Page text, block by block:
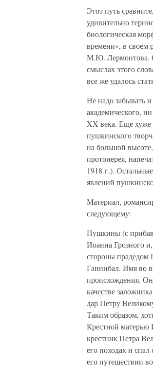
Этот путь
удивительно
биологическая
времени», в своем
М.Ю. Лермонтова.
смыслах этого
все же удалось
Не надо забывать
академического,
XX века. Еще хуже
пушкинского
на большой
протоиерея,
1918 г.).
явлений
Материал,
следующему:
Пушкины (с
Иоанна Грозного
стороны
Ганнибал. Имя во
происхождения. Он
качестве
дар Петру
Таким образом,
Крестной матерью
крестник Петра
его походах и
его путешествии